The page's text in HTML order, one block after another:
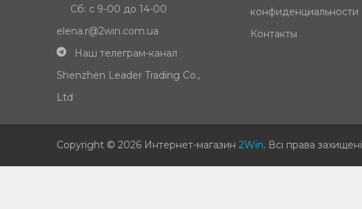
Сб: с 9-00 до 14-00
elena.r@2win.com.ua
Наш телеграм-канал
Shenzhen Leader Trading Co.,
Ltd
конфиденциальности
Контакты
Copyright © 2026 Интернет-магазин2Win. Всі права захищені